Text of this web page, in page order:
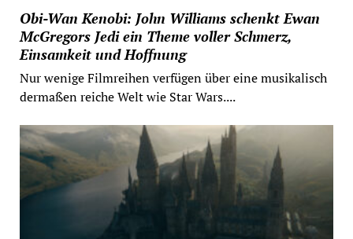
Obi-Wan Kenobi: John Williams schenkt Ewan
McGregors Jedi ein Theme voller Schmerz,
Einsamkeit und Hoffnung
Nur wenige Filmreihen verfügen über eine musikalisch
dermaßen reiche Welt wie Star Wars....